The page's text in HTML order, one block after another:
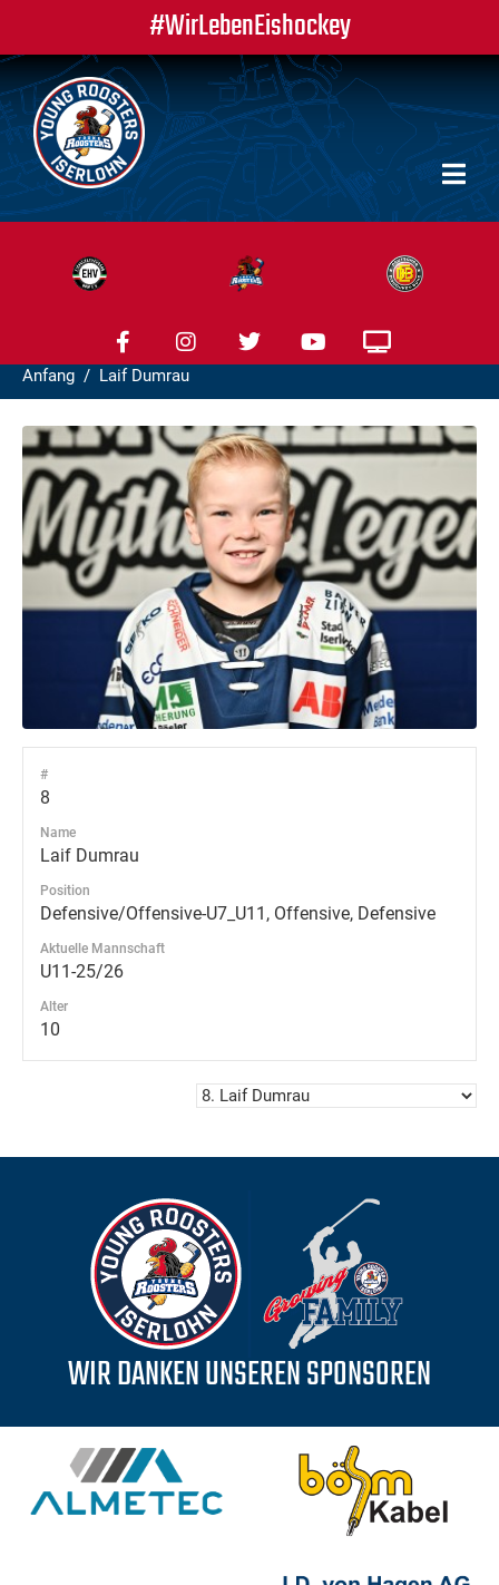
#WirLebenEishockey
Anfang Laif Dumrau
#
8
Name
Laif Dumrau
Position
Defensive/Offensive-U7_U11, Offensive, Defensive
Aktuelle Mannschaft
U11-25/26
Alter
10
WIR DANKEN UNSEREN SPONSOREN